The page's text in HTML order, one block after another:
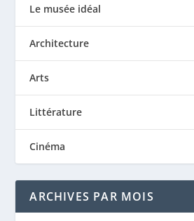
Le musée idéal
Architecture
Arts
Littérature
Cinéma
ARCHIVES PAR MOIS